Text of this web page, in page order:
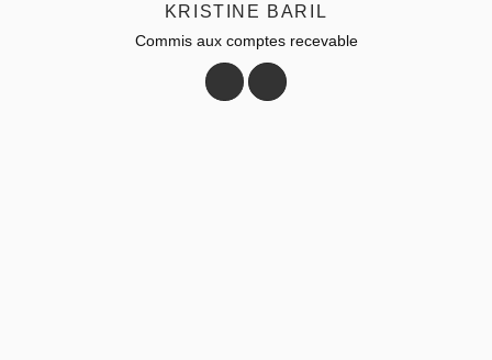
KRISTINE BARIL
Commis aux comptes recevable